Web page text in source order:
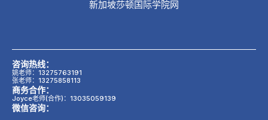
新加坡莎顿国际学院网
咨询热线：
姚老师：13275763191
张老师：13275858113
商务合作：
Joyce老师(合作)：13035059139
微信咨询：